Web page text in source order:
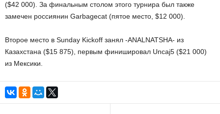
($42 000). За финальным столом этого турнира был также
замечен россиянин Garbagecat (пятое место, $12 000).
Второе место в Sunday Kickoff занял -ANALNATSHA- из
Казахстана ($15 875), первым финишировал Uncaj5 ($21 000)
из Мексики.